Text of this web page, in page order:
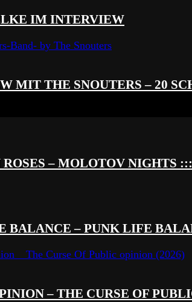
IM INTERVIEW
MIT THE SNOUTERS – 20
– MOLOTOV NIGHTS
BALANCE – PUNK LIFE
– THE CURSE OF